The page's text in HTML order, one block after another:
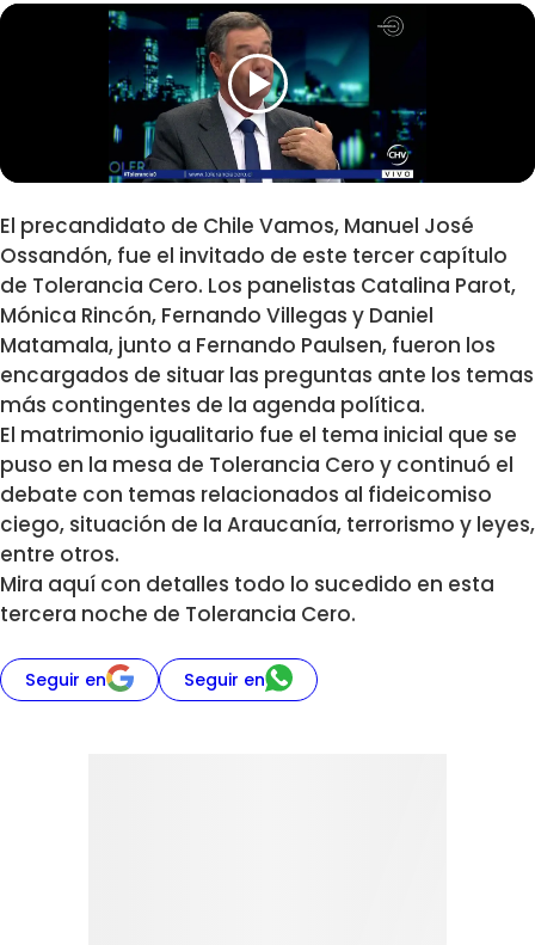
El precandidato de Chile Vamos, Manuel José
Ossandón, fue el invitado de este tercer capítulo
de Tolerancia Cero. Los panelistas Catalina Parot,
Mónica Rincón, Fernando Villegas y Daniel
Matamala, junto a Fernando Paulsen, fueron los
encargados de situar las preguntas ante los temas
más contingentes de la agenda política.
El matrimonio igualitario fue el tema inicial que se
puso en la mesa de Tolerancia Cero y continuó el
debate con temas relacionados al fideicomiso
ciego, situación de la Araucanía, terrorismo y leyes,
entre otros.
Mira aquí con detalles todo lo sucedido en esta
tercera noche de Tolerancia Cero.
Seguir en Seguir en